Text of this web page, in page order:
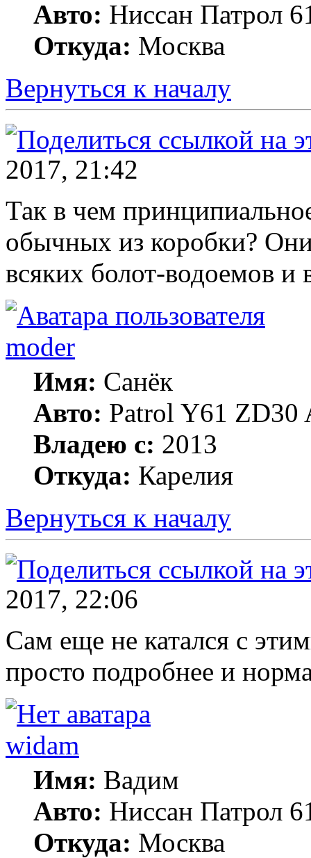
Авто: Ниссан Патрол
Откуда: Москва
Вернуться к началу
2017, 21:42
Так в чем
обычных из коробки?
всяких болот-водоемов и
moder
Имя: Санёк
Авто: Patrol Y61 ZD30
Владею с: 2013
Откуда: Карелия
Вернуться к началу
2017, 22:06
Сам еще не катался с
просто подробнее и
widam
Имя: Вадим
Авто: Ниссан Патрол
Откуда: Москва